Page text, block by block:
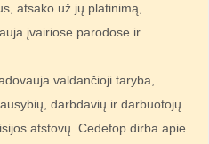
atsako už jų platinimą,
įvairiose parodose ir
valdančioji taryba,
darbdavių ir darbuotojų
atstovų. Cedefop dirba apie